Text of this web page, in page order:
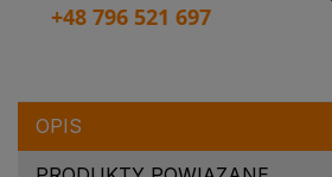
+48 796 521 697
OPIS